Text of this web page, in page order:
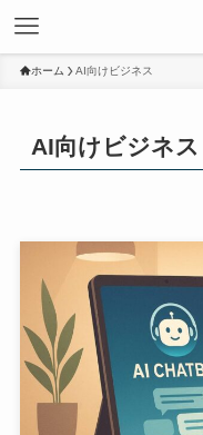
ホーム AI向けビジネス
AI向けビジネス